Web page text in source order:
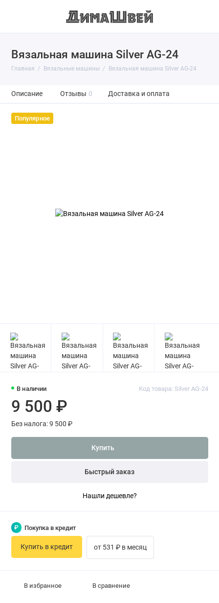
Вязальная машина Silver AG-24
Главная Вязальные машины Вязальная машина Silver AG-24
Описание Отзывы 0 Доставка и оплата
Популярное
В наличии Код товара: Silver AG-24
9 500 ₽
Без налога: 9 500 ₽
Купить
Быстрый заказ
Нашли дешевле?
В избранное В сравнение
₽ Покупка в кредит
Купить в кредит от 531 ₽ в месяц